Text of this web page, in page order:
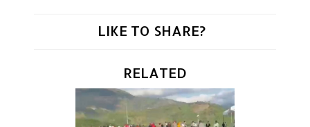
LIKE TO SHARE?
RELATED